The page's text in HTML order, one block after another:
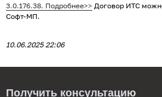
3.0.176.38. Подробнее>> Договор ИТС
Софт-МП.
10.06.2025 22:06
Получить консультацию
Выберите услугу: